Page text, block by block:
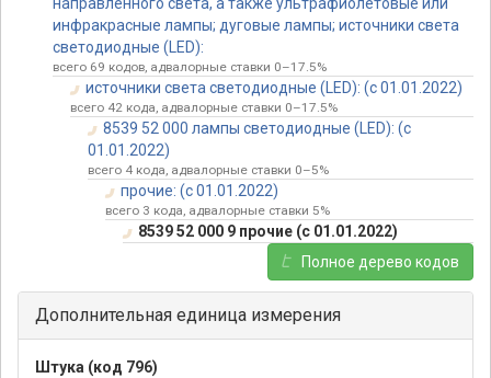
инфракрасные лампы; дуговые лампы; источники света
светодиодные (LED):
всего 69 кодов, адвалорные ставки 0–17.5%
источники света светодиодные (LED): (с 01.01.2022)
всего 42 кода, адвалорные ставки 0–17.5%
8539 52 000 лампы светодиодные (LED): (с
01.01.2022)
всего 4 кода, адвалорные ставки 0–5%
прочие: (с 01.01.2022)
всего 3 кода, адвалорные ставки 5%
8539 52 000 9 прочие (с 01.01.2022)
Полное дерево кодов
Дополнительная единица измерения
Штука (код 796)